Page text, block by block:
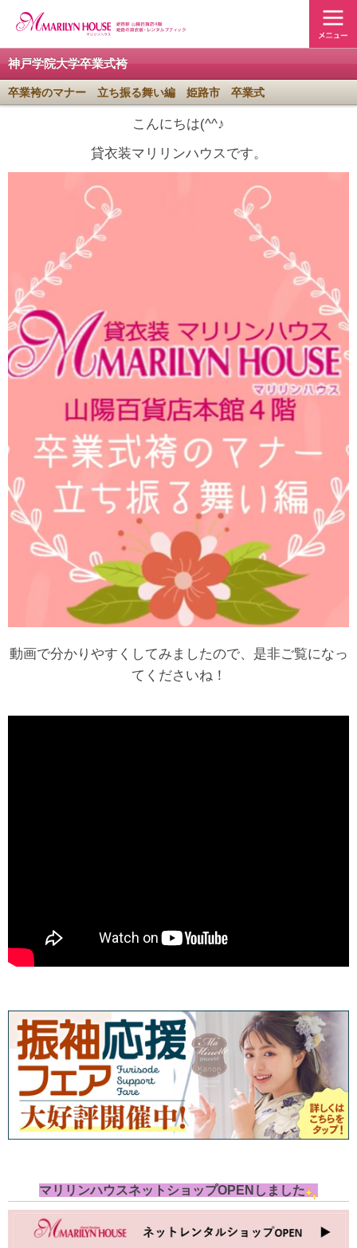
神戸学院大学卒業式袴
卒業袴のマナー 立ち振る舞い編 姫路市 卒業式
こんにちは(^^♪
貸衣装マリリンハウスです。
動画で分かりやすくしてみましたので、是非ご覧になっ
てくださいね！
マリリンハウスネットショップOPENしました